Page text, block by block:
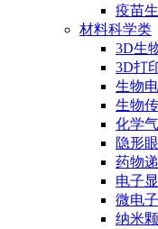
疫苗
材料科学类
3D生
3D打
生物
生物
化学
隐形
药物
电子
微电
纳米